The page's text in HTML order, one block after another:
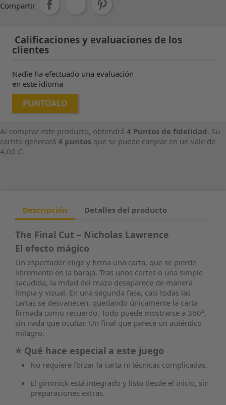
Compartir
Calificaciones y evaluaciones de los
clientes
Nadie ha efectuado una evaluación
en este idioma
PUNTÚALO
Al comprar este producto, obtendrá 4 Puntos de fidelidad. Su
carrito generará 4 puntos que se puede canjear en un vale de
4,00 €.
Descripción Detalles del producto
The Final Cut – Nicholas Lawrence
El efecto mágico
Un espectador elige y firma una carta, que se pierde
libremente en la baraja. Tras unos cortes o una simple
sacudida, la mitad del mazo desaparece de manera
limpia y visual. En una segunda fase, casi todas las
cartas se desvanecen, quedando únicamente la carta
firmada como recuerdo. Todo puede mostrarse a 360°,
sin nada que ocultar. Un final que parece un auténtico
milagro.
⭐ Qué hace especial a este juego
No requiere forzar la carta ni técnicas complicadas.
El gimmick está integrado y listo desde el inicio, sin
preparaciones extras.